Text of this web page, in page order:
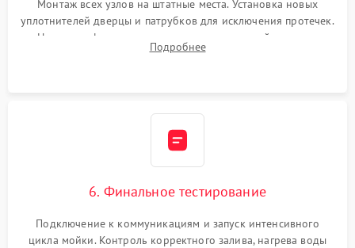
Монтаж всех узлов на штатные места. Установка новых
уплотнителей дверцы и патрубков для исключения протечек.
Надежная фиксация хомутов гидравлической системы,
сборка корпуса и установка датчика поплавка.
Подробнее
6. Финальное тестирование
Подключение к коммуникациям и запуск интенсивного
цикла мойки. Контроль корректного залива, нагрева воды